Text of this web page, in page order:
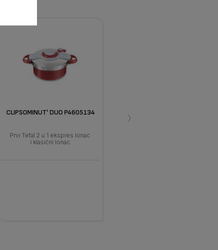
CLIPSOMINUT' DUO P4605134
Prvi Tefal 2 u 1 ekspres lonac
i klasični lonac
›